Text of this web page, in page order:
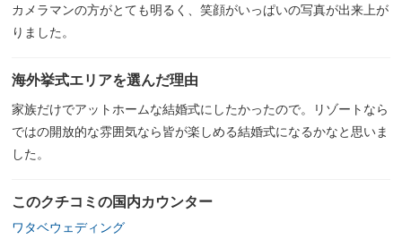
カメラマンの方がとても明るく、笑顔がいっぱいの写真が出来上が
りました。
海外挙式エリアを選んだ理由
家族だけでアットホームな結婚式にしたかったので。リゾートなら
ではの開放的な雰囲気なら皆が楽しめる結婚式になるかなと思いま
した。
このクチコミの国内カウンター
ワタベウェディング